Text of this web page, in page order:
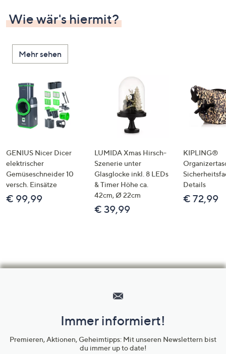
Wie wär's hiermit?
Mehr sehen
GENIUS Nicer Dicer
elektrischer
Gemüseschneider 10
versch. Einsätze
€ 99,99
LUMIDA Xmas Hirsch-
Szenerie unter
Glasglocke inkl. 8 LEDs
& Timer Höhe ca.
42cm, Ø 22cm
€ 39,99
KIPLING®
Details
€ 72,99
Unternehmensinformationen
Immer informiert!
Premieren, Aktionen, Geheimtipps: Mit unseren Newslettern bist
du immer up to date!